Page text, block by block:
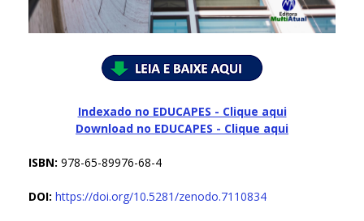
Indexado no EDUCAPES - Clique aqui
Download no EDUCAPES - Clique aqui
ISBN: 978-65-89976-68-4
DOI: https://doi.org/10.5281/zenodo.7110834